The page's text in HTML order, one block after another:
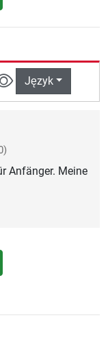
Język
Anfänger. Meine